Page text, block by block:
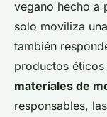
vegano hecho a
solo moviliza una
también
productos
materiales de
responsables,